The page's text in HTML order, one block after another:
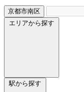
京都市南区
エリアから探す
駅から探す